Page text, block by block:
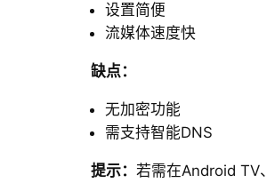
设置简便
流媒体速度快
缺点：
无加密功能
需支持智能DNS
提示： 若需在Android TV、